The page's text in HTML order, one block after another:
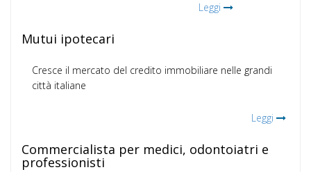
Leggi
Mutui ipotecari
Cresce il mercato del credito immobiliare nelle grandi
città italiane
Leggi
Commercialista per medici, odontoiatri e
professionisti